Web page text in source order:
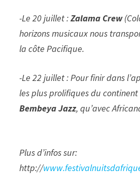
-Le 20 juillet :Zalama Crew
horizons musicaux nous
la côte Pacifique.
-Le 22 juillet : Pour finir dans
les plus prolifiques du
Bembeya Jazz, qu’avec
Plus d’infos sur:
http://